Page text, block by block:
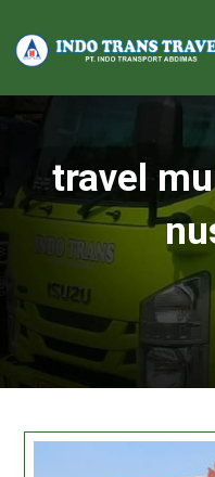
travel